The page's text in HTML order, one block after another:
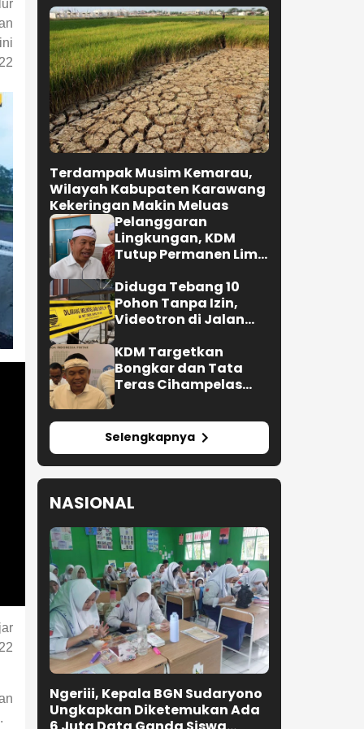
Terdampak Musim Kemarau,
Wilayah Kabupaten Karawang
Kekeringan Makin Meluas
Pelanggaran
Lingkungan, KDM
Tutup Permanen Lima
di Cipatat
Diduga Tebang 10
Pohon Tanpa Izin,
Videotron di Jalan
Bandung Disegel
KDM Targetkan
Bongkar dan Tata
Teras Cihampelas
Selengkapnya
NASIONAL
Ngeriii, Kepala BGN Sudaryono
Ungkapkan Diketemukan Ada